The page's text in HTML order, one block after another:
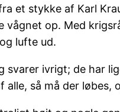
et stykke af Karl
vågnet op. Med
lufte ud.
svarer ivrigt; de har
alle, så må der